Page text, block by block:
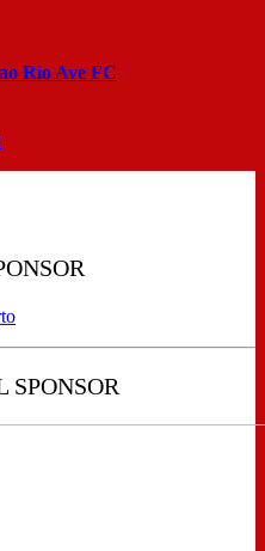
Rio Ave FC
SPONSOR